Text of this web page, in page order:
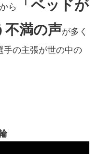
ら
「ベッドが
不満の声が多く
手の主張が世の中の